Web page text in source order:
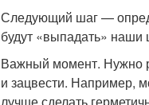
Следующий шаг —
будут «выпадать» наши
Важный момент. Нужно
и зацвести. Например,